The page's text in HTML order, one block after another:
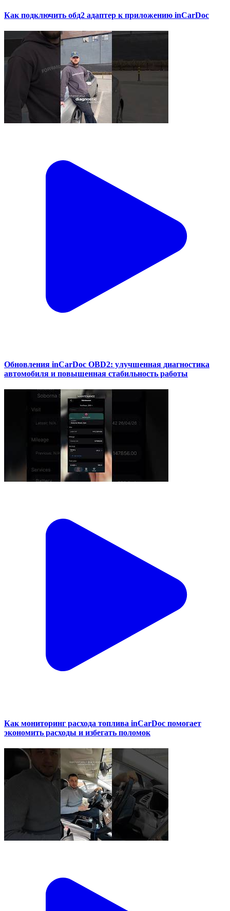
Как подключить обд2 адаптер к приложению inCarDoc
Обновления inCarDoc OBD2: улучшенная диагностика
автомобиля и повышенная стабильность работы
Как мониторинг расхода топлива inCarDoc помогает
экономить расходы и избегать поломок